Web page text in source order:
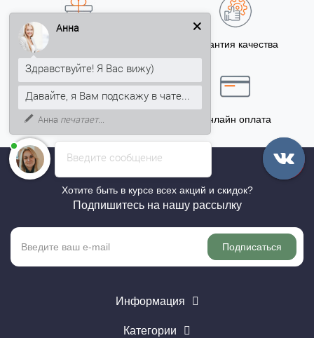
Бонусы за покупку
5% на Ваш счет
Гарантия качества
Точный расчёт Онлайн оплата
Хотите быть в курсе всех акций и скидок?
Подпишитесь на нашу рассылку
Подписаться
Информация
Категории
Введите сообщение
Анна
Здравствуйте! Я Вас вижу)
Давайте, я Вам подскажу в чате...
Анна печатает...